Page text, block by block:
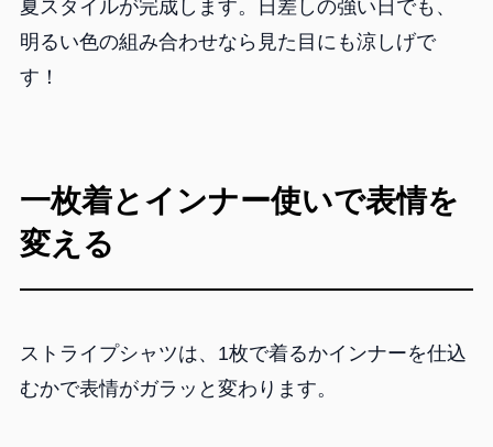
夏スタイルが完成します。日差しの強い日でも、
明るい色の組み合わせなら見た目にも涼しげで
す！
一枚着とインナー使いで表情を
変える
ストライプシャツは、1枚で着るかインナーを仕込
むかで表情がガラッと変わります。